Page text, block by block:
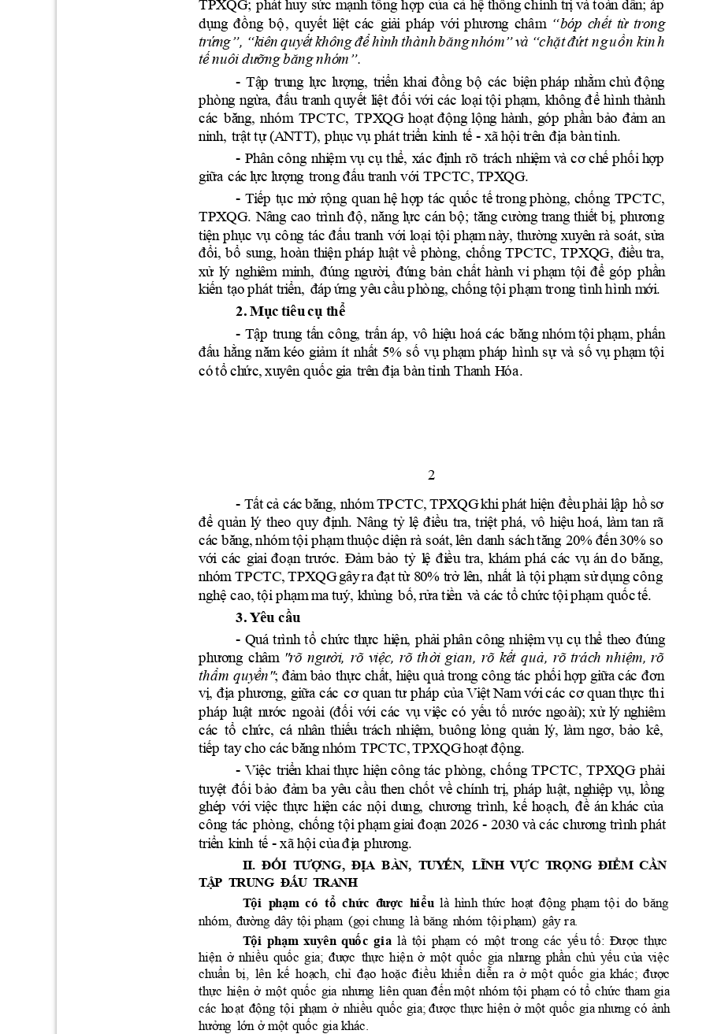
TPXQG; phát huy sức mạnh tổng hợp của cả hệ thống chính trị và toàn dân; áp
dụng đồng bộ, quyết liệt các giải pháp với phương châm “bóp chết từ trong
trứng”, “kiên quyết khôngđểhình thànhbăngnhóm”và “chặt đứt nguồn kinh
tế nuôi dưỡngbăngnhóm”.
- Tập trung lực lượng, triển khai đồng bộ các biện pháp nhằm chủ động
phòng ngừa, đấu tranh quyết liệt đối với các loại tội phạm, không để hình thành
các băng, nhóm TPCTC, TPXQG hoạt động lộng hành, góp phần bảo đảm an
ninh, trật tự (ANTT), phục vụ phát triển kinh tế - xã hội trên địa bàntỉnh.
- Phân công nhiệm vụ cụ thể, xác định rõ trách nhiệm và cơ chế phối hợp
giữa cáclực lượng trong đấu tranh với TPCTC, TPXQG.
- Tiếp tục mở rộng quan hệ hợp tác quốc tế trong phòng, chống TPCTC,
TPXQG. Nâng cao trình độ, năng lực cán bộ; tăng cường trang thiết bị, phương
tiện phục vụ công tác đấu tranh với loại tội phạm này, thường xuyên rà soát, sửa
đổi, bổ sung, hoàn thiện pháp luật về phòng, chống TPCTC, TPXQG, điều tra,
xử lý nghiêm minh, đúng người, đúng bản chất hành vi phạm tội để góp phần
kiến tạo phát triển, đáp ứng yêu cầu phòng, chốngtội phạm trong tình hình mới.
2. Mục tiêucụ thể
- Tập trung tấn công, trấn áp, vô hiệu hoá các băng nhóm tội phạm, phấn
đấu hằng năm kéo giảm ít nhất 5% số vụ phạm pháp hình sự và số vụ phạm tội
cótổ chức, xuyên quốc gia trên địa bàntỉnh Thanh Hóa.
2
- Tấtcả cácbăng, nhómTPCTC, TPXQG khi phát hiện đều phải lập hồ sơ
để quản lý theo quy định. Nâng tỷ lệ điều tra, triệt phá, vô hiệu hoá, làm tan rã
các băng, nhóm tội phạmthuộc diện rà soát, lên danh sáchtăng 20% đến30% so
với các giai đoạn trước. Đảm bảo tỷ lệ điều tra, khám phá các vụ án do băng,
nhóm TPCTC, TPXQG gâyra đạt từ 80% trở lên, nhất là tội phạm sửdụng công
nghệ cao, tội phạm ma tuý, khủng bố, rửa tiền và các tổ chức tội phạm quốctế.
3. Yêu cầu
- Quá trình tổ chức thực hiện, phải phân công nhiệm vụ cụ thể theo đúng
phương châm "rõ người, rõ việc, rõ thời gian, rõ kết quả, rõ trách nhiệm, rõ
thẩm quyền"; đảm bảo thực chất, hiệu quả trong công tác phối hợp giữa các đơn
vị, địa phương, giữa các cơ quan tư pháp của Việt Nam với các cơ quan thực thi
pháp luật nước ngoài (đối với các vụ việc có yếu tố nước ngoài); xử lý nghiêm
các tổ chức, cá nhân thiếu trách nhiệm, buông lỏng quản lý, làm ngơ, bảo kê,
tiếp tay cho cácbăng nhóm TPCTC,TPXQG hoạt động.
- Việc triển khai thực hiện công tác phòng, chống TPCTC, TPXQG phải
tuyệt đối bảo đảm ba yêu cầu then chốt về chính trị, pháp luật, nghiệp vụ, lồng
ghép với việc thực hiện các nội dung, chương trình, kế hoạch, đề án khác của
công tác phòng, chống tội phạm giai đoạn 2026 - 2030 và các chương trình phát
triển kinh tế - xã hội của địa phương.
II.  ĐỐI TƯỢNG, ĐỊA BÀN, TUYẾN, LĨNH VỰC TRỌNG ĐIỂM CẦN
TẬP TRUNG ĐẤU TRANH
Tội
  p
hạm có  tổ chức được hiểu là hình thức hoạt động phạm tội do băng
nhóm, đường dây tội phạm (gọi chung là băng nhóm tội phạm) gây ra.
Tội phạm xuyên quốc gia là tội phạm có một trong các yếu tố: Được thực
hiện ở nhiều quốc gia; được thực hiện ở một quốc gia nhưng phần chủ yếu của việc
chuẩn bị,
  lê
n kế hoạch, chỉ đạo hoặc điều khiển diễn ra ở một quốc gia khác; được
thực hiện ở một quốc gia nhưng liên quan đến một nhóm tội phạm có tổ chức tham gia
các hoạt động tội phạm ở nhiều quốc gia; được thực hiện ở một quốc gia nhưng có ảnh
hưởng lớn ở một quốc gia khác